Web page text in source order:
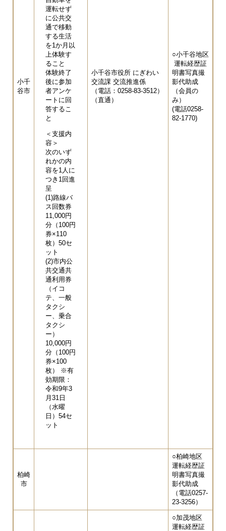
小千
谷市
運転せず
に公共交
通で移動
する生活
を1か月以
上体験す
ること
体験終了
後に参加
者アンケ
ートに回
答するこ
と
＜支援内
容＞
次のいず
れかの内
容を1人に
つき1回進
呈
(1)路線バ
ス回数券
11,000円
分（100円
券×110
枚）50セ
ット
(2)市内公
共交通共
通利用券
（イコ
テ、一般
タクシ
ー、乗合
タクシ
ー）
10,000円
分（100円
券×100
枚） ※有
効期限：
令和9年3
月31日
（水曜
日）54セ
ット
小千谷市役所 にぎわい
交流課 交流推進係
（電話：0258-83-3512）
（直通）
○小千谷地区
運転経歴証
明書写真撮
影代助成
（会員の
み）
(電話0258-
82-1770)
柏崎
市
○柏崎地区
運転経歴証
明書写真撮
影代助成
（電話0257-
23-3256）
○加茂地区
運転経歴証